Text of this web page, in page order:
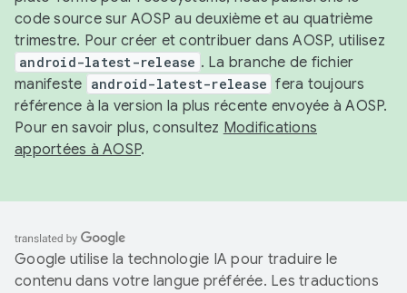
code source sur AOSP au deuxième et au quatrième
trimestre. Pour créer et contribuer dans AOSP, utilisez
android-latest-release . La branche de fichier
manifeste android-latest-release fera toujours
référence à la version la plus récente envoyée à AOSP.
Pour en savoir plus, consultez Modifications
apportées à AOSP.
Google utilise la technologie IA pour traduire le
contenu dans votre langue préférée. Les traductions